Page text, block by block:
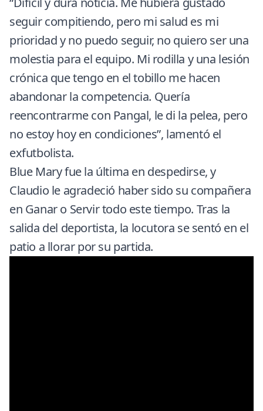
seguir compitiendo, pero mi salud es mi
prioridad y no puedo seguir, no quiero ser una
molestia para el equipo. Mi rodilla y una lesión
crónica que tengo en el tobillo me hacen
abandonar la competencia. Quería
reencontrarme con Pangal, le di la pelea, pero
no estoy hoy en condiciones”, lamentó el
exfutbolista.
Blue Mary fue la última en despedirse, y
Claudio le agradeció haber sido su compañera
en Ganar o Servir todo este tiempo. Tras la
salida del deportista, la locutora se sentó en el
patio a llorar por su partida.